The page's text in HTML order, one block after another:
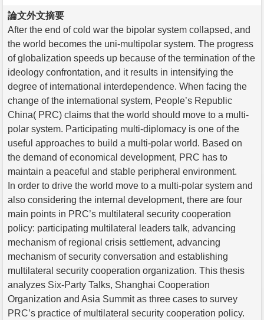
論文外文摘要
After the end of cold war the bipolar system collapsed, and
the world becomes the uni-multipolar system. The progress
of globalization speeds up because of the termination of the
ideology confrontation, and it results in intensifying the
degree of international interdependence. When facing the
change of the international system, People’s Republic
China( PRC) claims that the world should move to a multi-
polar system. Participating multi-diplomacy is one of the
useful approaches to build a multi-polar world. Based on
the demand of economical development, PRC has to
maintain a peaceful and stable peripheral environment.
In order to drive the world move to a multi-polar system and
also considering the internal development, there are four
main points in PRC’s multilateral security cooperation
policy: participating multilateral leaders talk, advancing
mechanism of regional crisis settlement, advancing
mechanism of security conversation and establishing
multilateral security cooperation organization. This thesis
analyzes Six-Party Talks, Shanghai Cooperation
Organization and Asia Summit as three cases to survey
PRC’s practice of multilateral security cooperation policy.